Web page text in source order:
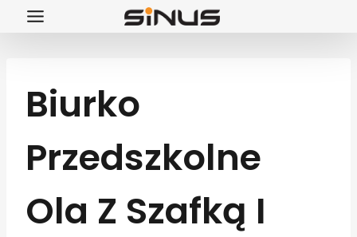
Przejdź
Biurko
Przedszkolne
Ola Z Szafką I